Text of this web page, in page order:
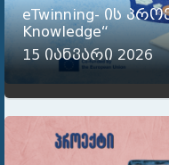
eTwinning- ის
Knowledge“
15 იანვარი 2026